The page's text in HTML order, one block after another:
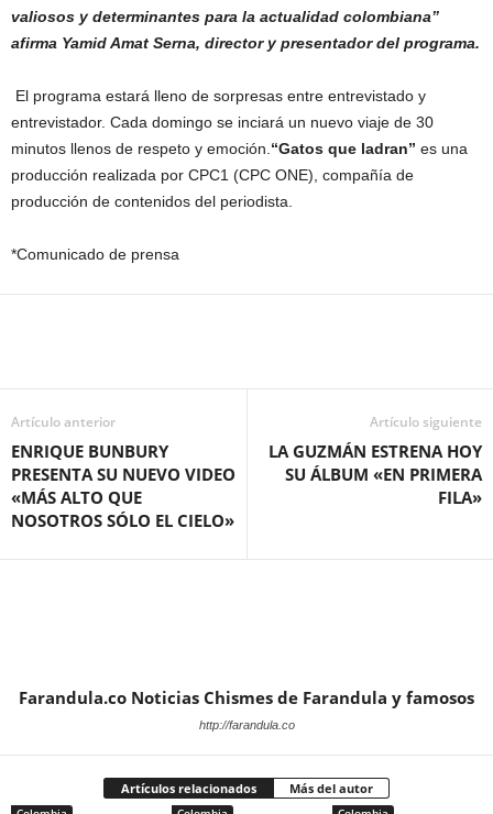
valiosos y determinantes para la actualidad colombiana”
afirma Yamid Amat Serna, director y presentador del programa.
El programa estará lleno de sorpresas entre entrevistado y
entrevistador. Cada domingo se inciará un nuevo viaje de 30
minutos llenos de respeto y emoción. “Gatos que ladran” es una
producción realizada por CPC1 (CPC ONE), compañía de
producción de contenidos del periodista.
*Comunicado de prensa
Artículo anterior
ENRIQUE BUNBURY
PRESENTA SU NUEVO VIDEO
«MÁS ALTO QUE
NOSOTROS SÓLO EL CIELO»
Artículo siguiente
LA GUZMÁN ESTRENA HOY
SU ÁLBUM «EN PRIMERA
FILA»
Farandula.co Noticias Chismes de Farandula y famosos
http://farandula.co
Artículos relacionados Más del autor